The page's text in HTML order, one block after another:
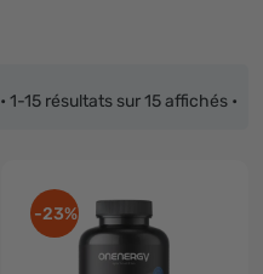
• 1-15 résultats sur 15 affichés •
-23%